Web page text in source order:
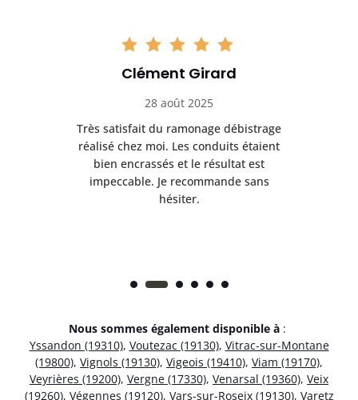
Clément Girard
28 août 2025
Très satisfait du ramonage débistrage
réalisé chez moi. Les conduits étaient
bien encrassés et le résultat est
impeccable. Je recommande sans
hésiter.
Nous sommes également disponible à :
Yssandon (19310), Voutezac (19130), Vitrac-sur-Montane
(19800), Vignols (19130), Vigeois (19410), Viam (19170),
Veyrières (19200), Vergne (17330), Venarsal (19360), Veix
(19260), Végennes (19120), Vars-sur-Roseix (19130), Varetz